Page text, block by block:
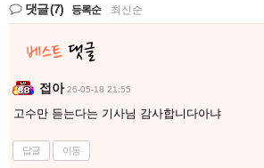
댓글(7) 등록순 최신순
접아 26-05-18 21:55
고수만 듣는다는 기사님 감사합니다아냐
답글 이동